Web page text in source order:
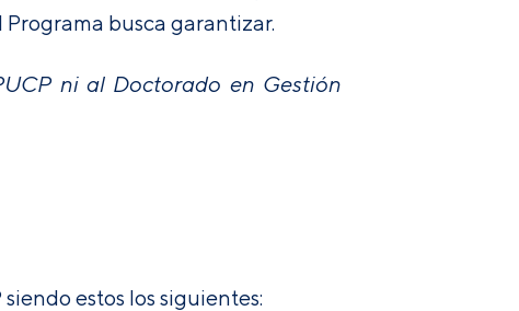
busca garantizar.
ni al Doctorado en Gestión
estos los siguientes: